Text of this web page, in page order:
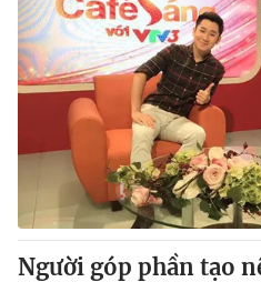
Người góp phần tạo